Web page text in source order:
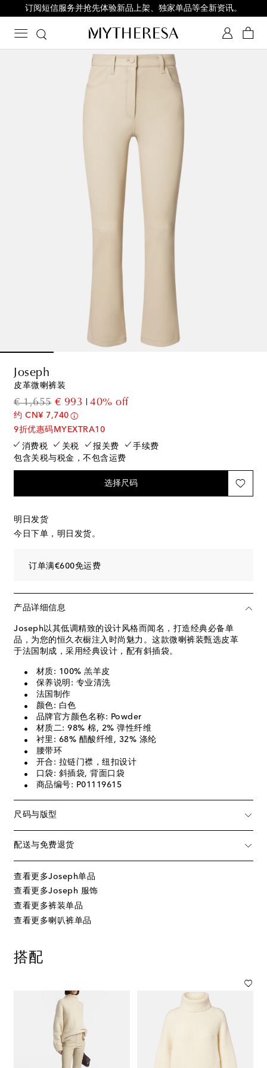
订阅短信服务并抢先体验新品上架、独家单品等全新资讯。
Joseph
皮革微喇裤装
€ 1,655original price
€ 993 discount price
40% off
约 CN¥ 7,740
9折优惠码MYEXTRA10
消费税
关税 报关费
手续费
包含关税与税金，不包含运费
选择尺码
明日发货
今日下单，明日发货。
订单满€600免运费
产品详细信息
Joseph以其低调精致的设计风格而闻名，打造经典必备单
品，为您的恒久衣橱注入时尚魅力。这款微喇裤装甄选皮革
于法国制成，采用经典设计，配有斜插袋。
材质: 100% 羔羊皮
保养说明: 专业清洗
法国制作
颜色: 白色
品牌官方颜色名称: Powder
材质二: 98% 棉, 2% 弹性纤维
衬里: 68% 醋酸纤维, 32% 涤纶
腰带环
开合: 拉链门襟，纽扣设计
口袋: 斜插袋, 背面口袋
商品编号: P01119615
尺码与版型
配送与免费退货
查看更多Joseph单品
查看更多Joseph 服饰
查看更多裤装单品
查看更多喇叭裤单品
搭配